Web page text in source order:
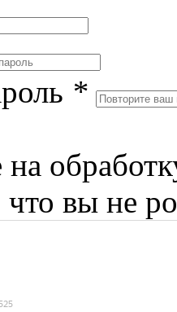
*
на
что вы не